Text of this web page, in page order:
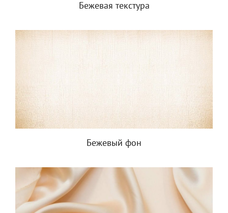
Бежевая текстура
Бежевый фон